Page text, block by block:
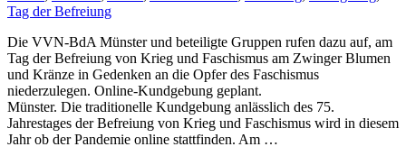
Tag der Befreiung
Die VVN-BdA Münster und beteiligte Gruppen rufen dazu auf, am
Tag der Befreiung von Krieg und Faschismus am Zwinger Blumen
und Kränze in Gedenken an die Opfer des Faschismus
niederzulegen. Online-Kundgebung geplant.
Münster. Die traditionelle Kundgebung anlässlich des 75.
Jahrestages der Befreiung von Krieg und Faschismus wird in diesem
Jahr ob der Pandemie online stattfinden. Am …